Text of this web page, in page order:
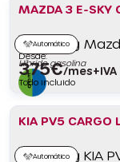
MAZDA 3 E-SKY
Automático
Híbrido gasolina
Desde:
375€/mes+IVA
Todo incluido
KIA PV5 CARGO
Automático